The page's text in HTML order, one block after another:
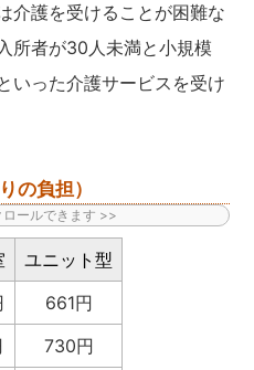
介護を受けることが困難な
所者が30人未満と小規模
いった介護サービスを受け
の負担）
ユニット型
661円
730円